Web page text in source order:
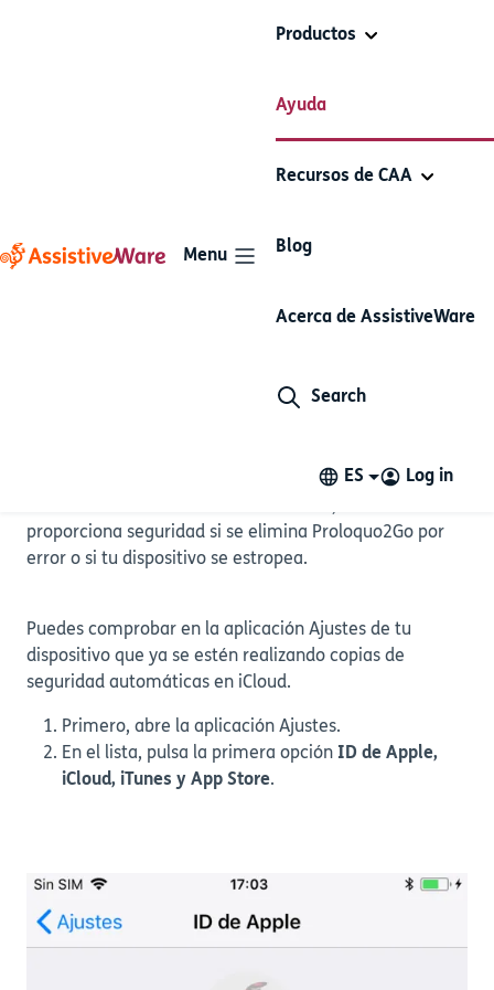
Menu
Productos
Ayuda
Recursos de CAA
Blog
Acerca de AssistiveWare
Search
ES Log in
Proteger, recuperar y compartir
automática en iCloud
una copia de seguridad automática. Desde
almacene una copia de seguridad con los datos más
proporciona seguridad si se elimina Proloquo2Go por
error o si tu dispositivo se estropea.
Puedes comprobar en la aplicación Ajustes de tu
dispositivo que ya se estén realizando copias de
seguridad automáticas en iCloud.
Primero, abre la aplicación Ajustes.
En el lista, pulsa la primera opción ID de Apple,
iCloud, iTunes y App Store.